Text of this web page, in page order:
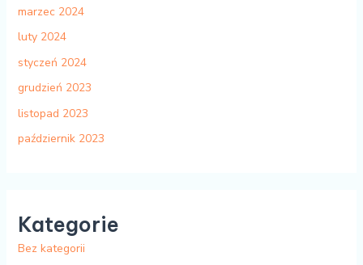
marzec 2024
luty 2024
styczeń 2024
grudzień 2023
listopad 2023
październik 2023
Kategorie
Bez kategorii